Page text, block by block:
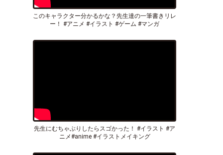
このキャラクター分かるかな？先生達の一筆書きリレ
ー！ #アニメ #イラスト #ゲーム #マンガ
先生にむちゃぶりしたらスゴかった！ #イラスト #ア
ニメ#anime #イラストメイキング